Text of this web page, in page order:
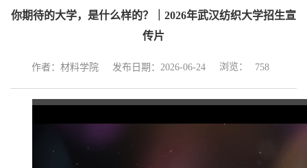
你期待的大学，是什么样的？｜2026年武汉纺织大学招生宣
传片
作者：材料学院 发布日期：2026-06-24 浏览： 758